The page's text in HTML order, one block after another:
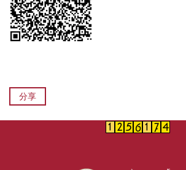
分享